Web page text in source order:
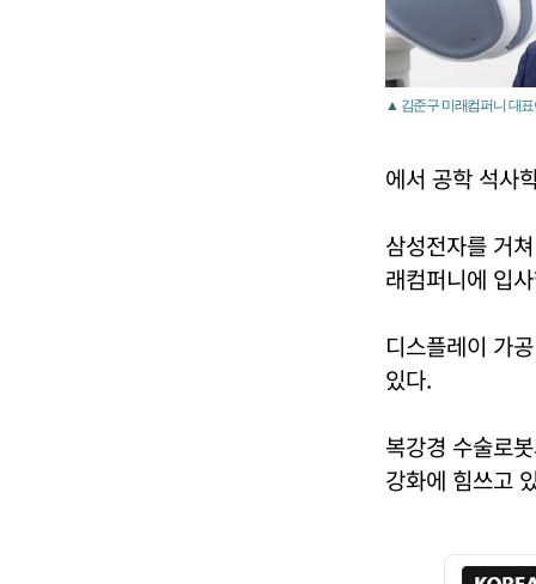
▲ 김준구 미래컴퍼니 대표
에서 공학 석사
삼성전자를 거
래컴퍼니에 입
디스플레이 가
있다.
복강경 수술로
강화에 힘쓰고